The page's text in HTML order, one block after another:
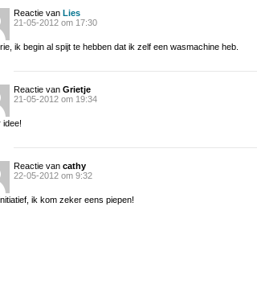
Reactie van Lies
21-05-2012 om 17:30
ik begin al spijt te hebben dat ik zelf een wasmachine heb.
Reactie van Grietje
21-05-2012 om 19:34
idee!
Reactie van cathy
22-05-2012 om 9:32
ik kom zeker eens piepen!